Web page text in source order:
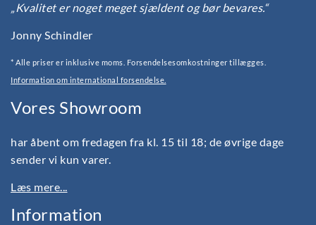
„Kvalitet er noget meget sjældent og bør bevares.“
Jonny Schindler
* Alle priser er inklusive moms. Forsendelsesomkostninger tillægges.
Information om international forsendelse.
Vores Showroom
har åbent om fredagen fra kl. 15 til 18; de øvrige dage
sender vi kun varer.
Læs mere...
Information